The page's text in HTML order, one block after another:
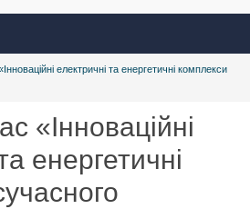
електричні та енергетичні комплекси
«Інноваційні
енергетичні